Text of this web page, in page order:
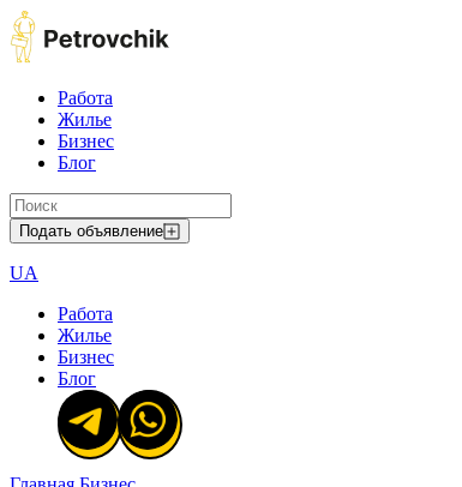
Работа
Жилье
Бизнес
Блог
Подать объявление
UA
Работа
Жилье
Бизнес
Блог